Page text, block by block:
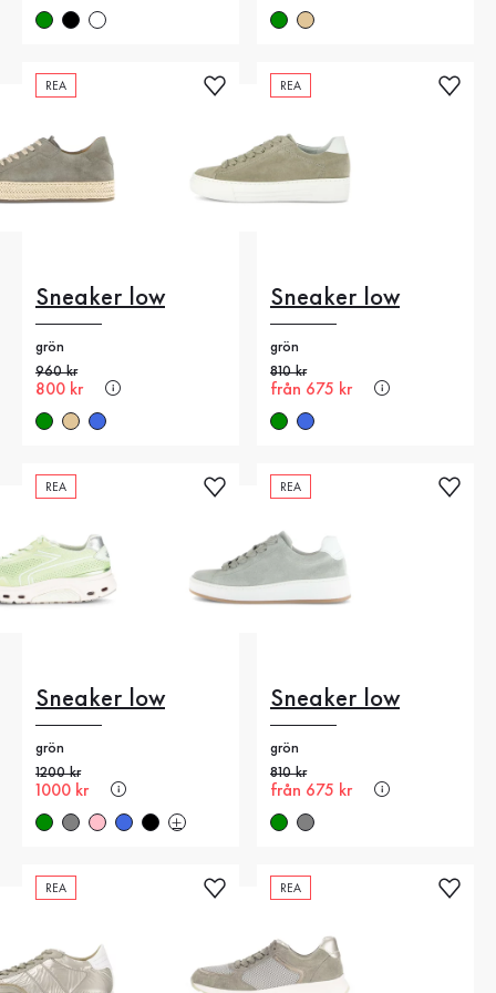
REA
Sneaker low
grön
Gammalt pris
960 kr
Nytt pris
800 kr
REA
Sneaker low
grön
Gammalt pris
810 kr
Nytt pris
från 675 kr
REA
Sneaker low
grön
Gammalt pris
1200 kr
Nytt pris
1000 kr
REA
Sneaker low
grön
Gammalt pris
810 kr
Nytt pris
från 675 kr
REA REA